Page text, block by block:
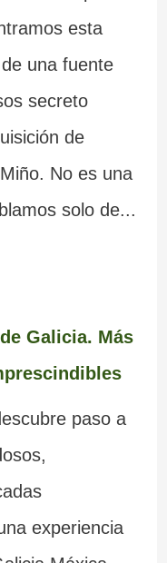
esta
una fuente
secreto
de
No es una
solo de...
Galicia. Más
paso a
experiencia